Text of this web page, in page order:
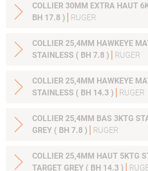
COLLIER 30MM EXTRA HAUT 6K30
BH 17.8 )
RUGER
COLLIER 25,4MM HAWKEYE
STAINLESS ( BH 7.8 )
RUGER
COLLIER 25,4MM HAWKEYE
STAINLESS ( BH 14.3 )
RUGER
COLLIER 25,4MM BAS 3KTG STAINLESS TARGET
GREY ( BH 7.8 )
RUGER
COLLIER 25,4MM HAUT 5KTG STAINLESS
TARGET GREY ( BH 14.3 )